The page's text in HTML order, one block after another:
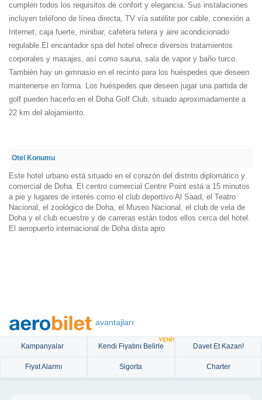
cumplen todos los requisitos de confort y elegancia. Sus instalaciones
incluyen teléfono de línea directa, TV vía satélite por cable, conexión a
Internet, caja fuerte, minibar, cafetera tetera y aire acondicionado
regulable.El encantador spa del hotel ofrece diversos tratamientos
corporales y masajes, así como sauna, sala de vapor y baño turco.
También hay un gimnasio en el recinto para los huéspedes que deseen
mantenerse en forma. Los huéspedes que deseen jugar una partida de
golf pueden hacerlo en el Doha Golf Club, situado aproximadamente a
22 km del alojamiento.
Otel Konumu
Este hotel urbano está situado en el corazón del distrito diplomático y
comercial de Doha. El centro comercial Centre Point está a 15 minutos
a pie y lugares de interés como el club deportivo Al Saad, el Teatro
Nacional, el zoológico de Doha, el Museo Nacional, el club de vela de
Doha y el club ecuestre y de carreras están todos ellos cerca del hotel.
El aeropuerto internacional de Doha dista apro
avantajları
Kampanyalar Kendi Fiyatını Belirle
YENİ!
Davet Et Kazan!
Fiyat Alarmı Sigorta Charter